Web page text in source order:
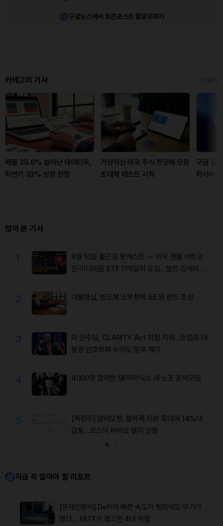
구글뉴스에서 토큰포스트 팔로우하기
카테고리 기사
매출 35.6% 늘어난 데이터독,
하반기 33% 성장 전망
가상자산·미국 주식 한곳에 모은
초대제 테스트 시작
구글 딥
허사비
많이 본 기사
1
8월 10일 출근길 팟캐스트 — 미국 현물 비트코
인·이더리움 ETF 11억달러 유입…알트 강세와 숏
2 대통령실, 반도체 소부장에 5조원 펀드 조성
3
미 민주당, CLARITY Act 허점 지적…트럼프 대
통령 암호화폐 수익도 문제 제기
4 4000명 참여한 SK하이닉스 새 노조 준비모임
5
[특징주] 알테오젠, 블랙록 지분 확대에 14%대
급등…코스닥 바이오 랠리 선봉
지금 꼭 알아야 할 리포트
[온체인분석] DeFi의 빠른 속도가 범죄에도 무기가
됐다… FATF가 경고한 4대 위협